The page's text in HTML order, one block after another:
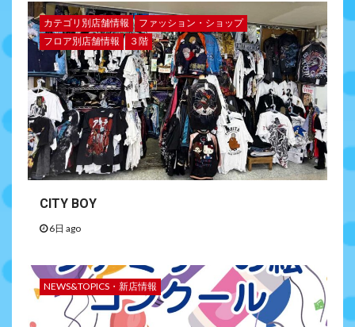
カテゴリ別店舗情報
ファッション・ショップ
フロア別店舗情報
３階
CITY BOY
6日 ago
NEWS&TOPICS・新店情報